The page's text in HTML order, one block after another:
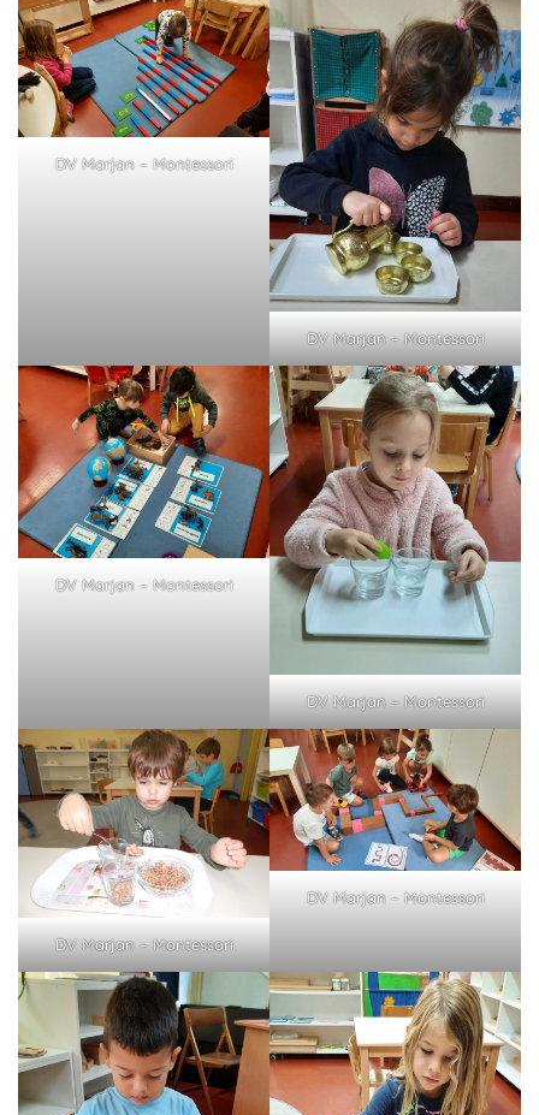
DV Marjan – Montessori
DV Marjan – Montessori
DV Marjan – Montessori
DV Marjan – Montessori
DV Marjan – Montessori
DV Marjan – Montessori